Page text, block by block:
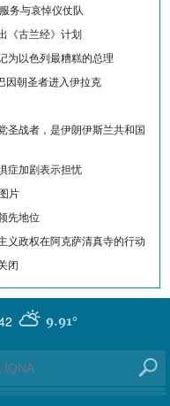
务与哀悼仪仗队
《古兰经》计划
为以色列最糟糕的总理
因朝圣者进入伊拉克
圣战者，是伊朗伊斯兰共和国
症加剧表示担忧
片
先地位
义政权在阿克萨清真寺的行动
闭
9.91°